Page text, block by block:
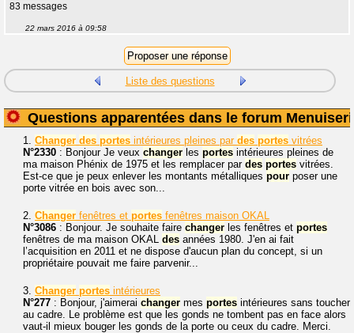
83 messages
22 mars 2016 à 09:58
Liste des questions
Questions apparentées dans le forum
1. Changer des portes intérieures pleines par des portes vitrées
N°2330 : Bonjour Je veux changer les portes intérieures pleines de
ma maison Phénix de 1975 et les remplacer par des portes vitrées.
Est-ce que je peux enlever les montants métalliques pour poser une
porte vitrée en bois avec son...
2. Changer fenêtres et portes fenêtres maison OKAL
N°3086 : Bonjour. Je souhaite faire changer les fenêtres et portes
fenêtres de ma maison OKAL des années 1980. J'en ai fait
l’acquisition en 2011 et ne dispose d'aucun plan du concept, si un
propriétaire pouvait me faire parvenir...
3. Changer portes intérieures
N°277 : Bonjour, j'aimerai changer mes portes intérieures sans toucher
au cadre. Le problème est que les gonds ne tombent pas en face alors
vaut-il mieux bouger les gonds de la porte ou ceux du cadre. Merci.